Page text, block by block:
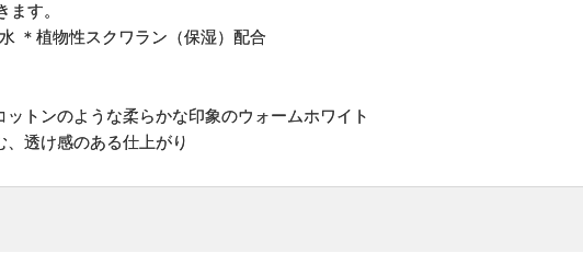
ます。
＊植物性スクワラン（保湿）配合
トンのような柔らかな印象のウォームホワイト
透け感のある仕上がり